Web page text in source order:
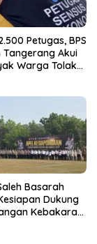
Petugas, BPS
Akui
Warga Tolak
Basarah
Dukung
Kebakaran